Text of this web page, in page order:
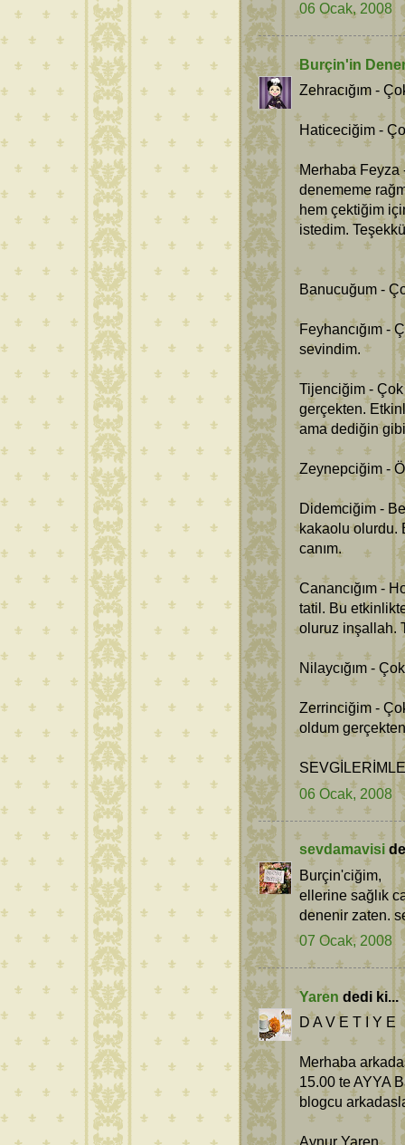
06 Ocak, 2008
Burçin'in
Zehracığım -
Haticeciğim -
Merhaba Feyza
denememe
hem çektiğim
istedim.
Banucuğum -
Feyhancığım -
sevindim.
Tijenciğim -
gerçekten.
ama dediğin
Zeynepciğim -
Didemciğim -
kakaolu olurdu.
canım.
Canancığım -
tatil. Bu
oluruz inşallah.
Nilaycığım -
Zerrinciğim -
oldum
06 Ocak, 2008
sevdamavisi
Burçin'ciğim,
ellerine sağlık
denenir zaten.
07 Ocak, 2008
Yaren dedi ki...
D A V E T I Y E
Merhaba
15.00 te AYYA
blogcu
Aynur Yaren